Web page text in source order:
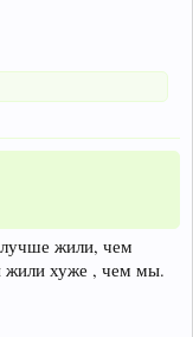
жили, чем
жили хуже , чем мы.